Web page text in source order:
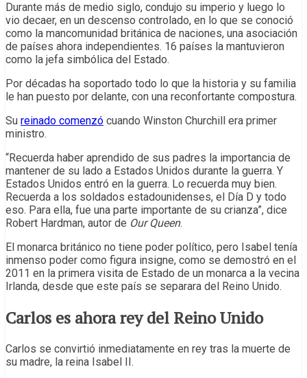
Durante más de medio siglo, condujo su imperio y luego lo
vio decaer, en un descenso controlado, en lo que se conoció
como la mancomunidad británica de naciones, una asociación
de países ahora independientes. 16 países la mantuvieron
como la jefa simbólica del Estado.
Por décadas ha soportado todo lo que la historia y su familia
le han puesto por delante, con una reconfortante compostura.
Su reinado comenzó cuando Winston Churchill era primer
ministro.
“Recuerda haber aprendido de sus padres la importancia de
mantener de su lado a Estados Unidos durante la guerra. Y
Estados Unidos entró en la guerra. Lo recuerda muy bien.
Recuerda a los soldados estadounidenses, el Día D y todo
eso. Para ella, fue una parte importante de su crianza”, dice
Robert Hardman, autor de Our Queen.
El monarca británico no tiene poder político, pero Isabel tenía
inmenso poder como figura insigne, como se demostró en el
2011 en la primera visita de Estado de un monarca a la vecina
Irlanda, desde que este país se separara del Reino Unido.
Carlos es ahora rey del Reino Unido
Carlos se convirtió inmediatamente en rey tras la muerte de
su madre, la reina Isabel II.